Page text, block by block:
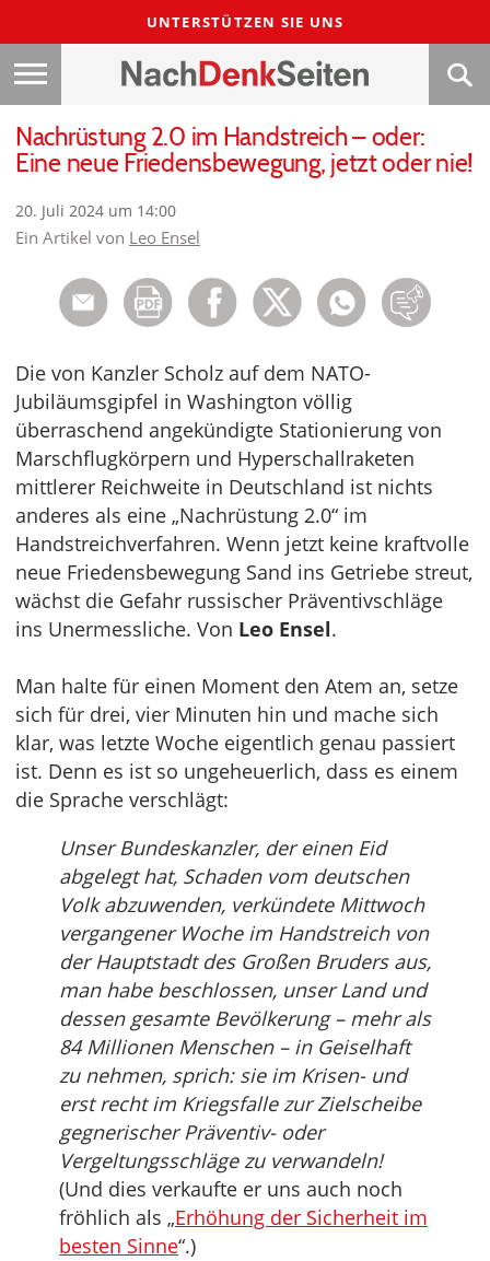
UNTERSTÜTZEN SIE UNS
Nachrüstung 2.0 im Handstreich – oder:
Eine neue Friedensbewegung, jetzt oder nie!
20. Juli 2024 um 14:00
Ein Artikel von Leo Ensel
Die von Kanzler Scholz auf dem NATO-
Jubiläumsgipfel in Washington völlig
überraschend angekündigte Stationierung von
Marschflugkörpern und Hyperschallraketen
mittlerer Reichweite in Deutschland ist nichts
anderes als eine „Nachrüstung 2.0“ im
Handstreichverfahren. Wenn jetzt keine kraftvolle
neue Friedensbewegung Sand ins Getriebe streut,
wächst die Gefahr russischer Präventivschläge
ins Unermessliche. Von Leo Ensel.
Man halte für einen Moment den Atem an, setze
sich für drei, vier Minuten hin und mache sich
klar, was letzte Woche eigentlich genau passiert
ist. Denn es ist so ungeheuerlich, dass es einem
die Sprache verschlägt:
Unser Bundeskanzler, der einen Eid
abgelegt hat, Schaden vom deutschen
Volk abzuwenden, verkündete Mittwoch
vergangener Woche im Handstreich von
der Hauptstadt des Großen Bruders aus,
man habe beschlossen, unser Land und
dessen gesamte Bevölkerung – mehr als
84 Millionen Menschen – in Geiselhaft
zu nehmen, sprich: sie im Krisen- und
erst recht im Kriegsfalle zur Zielscheibe
gegnerischer Präventiv- oder
Vergeltungsschläge zu verwandeln!
(Und dies verkaufte er uns auch noch
fröhlich als „Erhöhung der Sicherheit im
besten Sinne“.)